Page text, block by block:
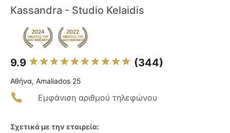
Kassandra - Studio Kelaidis
9.9 (344)
Αθήνα, Amaliados 25
Εμφάνιση αριθμού τηλεφώνου
Σχετικά με την εταιρεία: